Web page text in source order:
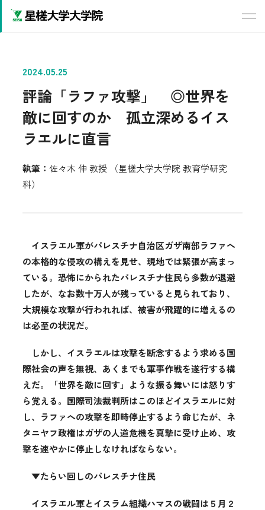
2024.05.25
評論「ラファ攻撃」 ◎世界を
敵に回すのか 孤立深めるイス
ラエルに直言
執筆：佐々木 伸 教授 （星槎大学大学院 教育学研究
科）
イスラエル軍がパレスチナ自治区ガザ南部ラファへ
の本格的な侵攻の構えを見せ、現地では緊張が高まっ
ている。恐怖にかられたパレスチナ住民ら多数が退避
したが、なお数十万人が残っていると見られており、
大規模な攻撃が行われれば、被害が飛躍的に増えるの
は必至の状況だ。
しかし、イスラエルは攻撃を断念するよう求める国
際社会の声を無視、あくまでも軍事作戦を遂行する構
えだ。「世界を敵に回す」ような振る舞いには怒りす
ら覚える。国際司法裁判所はこのほどイスラエルに対
し、ラファへの攻撃を即時停止するよう命じたが、ネ
タニヤフ政権はガザの人道危機を真摯に受け止め、攻
撃を速やかに停止しなければならない。
▼たらい回しのパレスチナ住民
イスラエル軍とイスラム組織ハマスの戦闘は５月２